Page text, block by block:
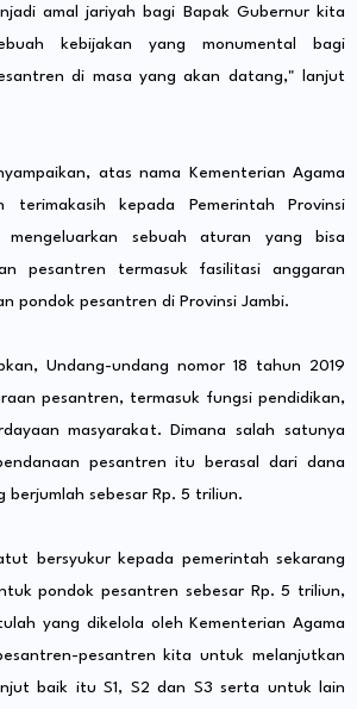
amal jariyah bagi Bapak Gubernur kita
kebijakan yang monumental bagi
di masa yang akan datang," lanjut
atas nama Kementerian Agama
terimakasih kepada Pemerintah Provinsi
sebuah aturan yang bisa
pesantren termasuk fasilitasi anggaran
pondok pesantren di Provinsi Jambi.
Undang-undang nomor 18 tahun 2019
pesantren, termasuk fungsi pendidikan,
masyarakat. Dimana salah satunya
pesantren itu berasal dari dana
berjumlah sebesar Rp. 5 triliun.
bersyukur kepada pemerintah sekarang
pondok pesantren sebesar Rp. 5 triliun,
yang dikelola oleh Kementerian Agama
pesantren kita untuk melanjutkan
baik itu S1, S2 dan S3 serta untuk lain